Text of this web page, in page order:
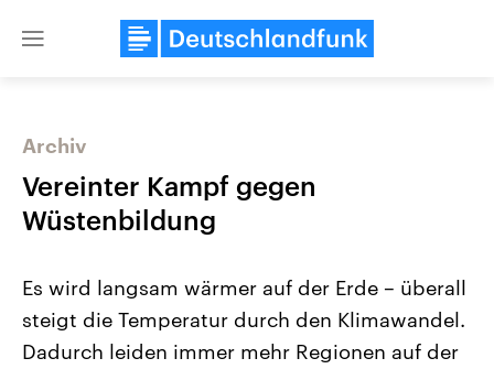
Close
Archiv
Vereinter Kampf gegen
Wüstenbildung
Es wird langsam wärmer auf der Erde – überall
steigt die Temperatur durch den Klimawandel.
Dadurch leiden immer mehr Regionen auf der